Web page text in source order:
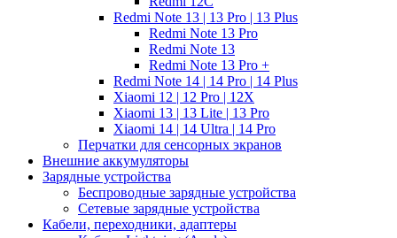
Redmi Note 13 | 13 Pro | 13 Plus
Redmi Note 13 Pro
Redmi Note 13
Redmi Note 13 Pro +
Redmi Note 14 | 14 Pro | 14 Plus
Xiaomi 12 | 12 Pro | 12X
Xiaomi 13 | 13 Lite | 13 Pro
Xiaomi 14 | 14 Ultra | 14 Pro
Перчатки для сенсорных экранов
Внешние аккумуляторы
Зарядные устройства
Беспроводные зарядные устройства
Сетевые зарядные устройства
Кабели, переходники, адаптеры